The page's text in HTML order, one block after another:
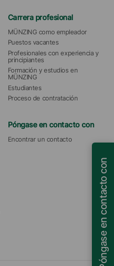
Carrera profesional
MÜNZING como empleador
Puestos vacantes
Profesionales con experiencia y
principiantes
Formación y estudios en
MÜNZING
Estudiantes
Proceso de contratación
Póngase en contacto con
Encontrar un contacto
Póngase en contacto con